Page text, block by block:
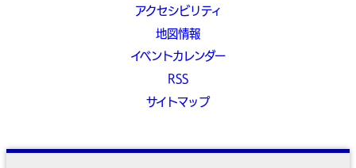
アクセシビリティ
地図情報
イベントカレンダー
RSS
サイトマップ